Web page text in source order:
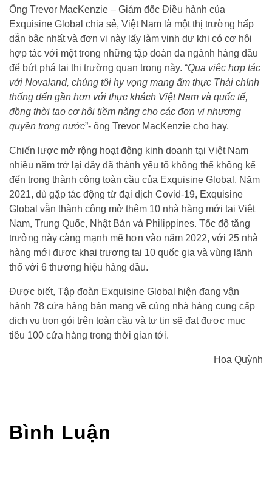
Ông Trevor MacKenzie – Giám đốc Điều hành của
Exquisine Global chia sẻ, Việt Nam là một thị trường hấp
dẫn bậc nhất và đơn vị này lấy làm vinh dự khi có cơ hội
hợp tác với một trong những tập đoàn đa ngành hàng đầu
để bứt phá tại thị trường quan trọng này. “Qua việc hợp tác
với Novaland, chúng tôi hy vọng mang ẩm thực Thái chính
thống đến gần hơn với thực khách Việt Nam và quốc tế,
đồng thời tạo cơ hội tiềm năng cho các đơn vị nhượng
quyền trong nước”- ông Trevor MacKenzie cho hay.
Chiến lược mở rộng hoạt động kinh doanh tại Việt Nam
nhiều năm trở lại đây đã thành yếu tố không thể không kể
đến trong thành công toàn cầu của Exquisine Global. Năm
2021, dù gặp tác động từ đại dịch Covid-19, Exquisine
Global vẫn thành công mở thêm 10 nhà hàng mới tại Việt
Nam, Trung Quốc, Nhật Bản và Philippines. Tốc độ tăng
trưởng này càng mạnh mẽ hơn vào năm 2022, với 25 nhà
hàng mới được khai trương tại 10 quốc gia và vùng lãnh
thổ với 6 thương hiệu hàng đầu.
Được biết, Tập đoàn Exquisine Global hiện đang vận
hành 78 cửa hàng bán mang về cùng nhà hàng cung cấp
dịch vụ trọn gói trên toàn cầu và tự tin sẽ đạt được mục
tiêu 100 cửa hàng trong thời gian tới.
Hoa Quỳnh
Bình Luận